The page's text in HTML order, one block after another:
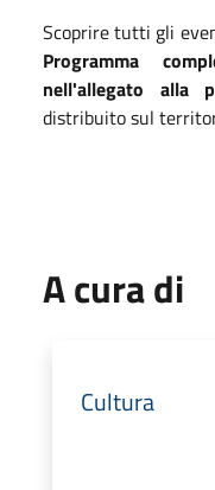
Scoprire tutti gli
Programma
nell'allegato alla
distribuito sul
A cura di
Cultura